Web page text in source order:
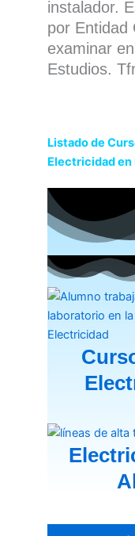
instalador.
por Entidad
examinar
Estudios.
Listado de
Electricidad en